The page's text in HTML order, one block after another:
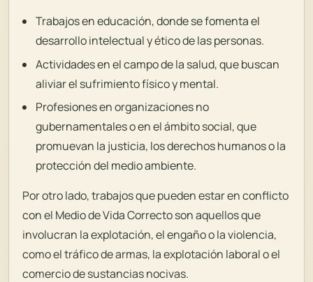
Trabajos en educación, donde se fomenta el
desarrollo intelectual y ético de las personas.
Actividades en el campo de la salud, que buscan
aliviar el sufrimiento físico y mental.
Profesiones en organizaciones no
gubernamentales o en el ámbito social, que
promuevan la justicia, los derechos humanos o la
protección del medio ambiente.
Por otro lado, trabajos que pueden estar en conflicto
con el Medio de Vida Correcto son aquellos que
involucran la explotación, el engaño o la violencia,
como el tráfico de armas, la explotación laboral o el
comercio de sustancias nocivas.